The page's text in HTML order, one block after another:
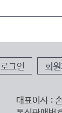
로그인 회
대표이사 :